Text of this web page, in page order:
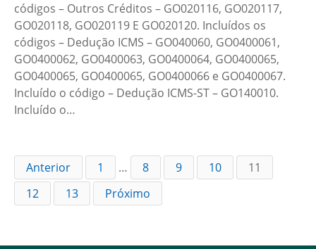
códigos – Outros Créditos – GO020116, GO020117,
GO020118, GO020119 E GO020120. Incluídos os
códigos – Dedução ICMS – GO040060, GO0400061,
GO0400062, GO0400063, GO0400064, GO0400065,
GO0400065, GO0400065, GO0400066 e GO0400067.
Incluído o código – Dedução ICMS-ST – GO140010.
Incluído o…
Anterior 1 … 8 9 10
11
12
13 Próximo